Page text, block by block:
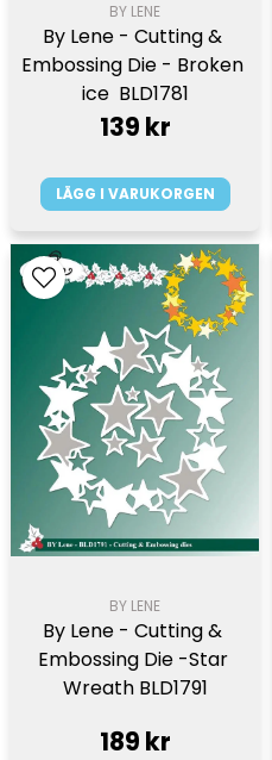
BY LENE
By Lene - Cutting &
Embossing Die - Broken
ice  BLD1781
139 kr
LÄGG I VARUKORGEN
BY LENE
By Lene - Cutting &
Embossing Die -Star
Wreath BLD1791
189 kr